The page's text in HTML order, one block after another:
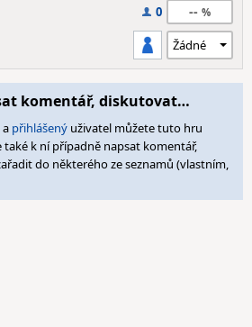
0 --
komentář, diskutovat…
a přihlášený uživatel můžete tuto hru
k ní případně napsat komentář,
do některého ze seznamů (vlastním,